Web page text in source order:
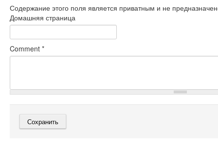
Содержание этого поля является приватным и не
Домашняя страница
Comment *